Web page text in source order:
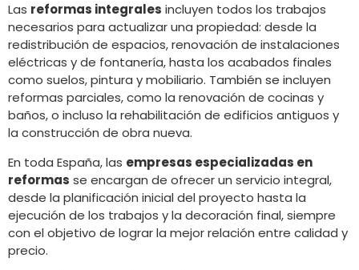
Las reformas integrales incluyen todos los trabajos
necesarios para actualizar una propiedad: desde la
redistribución de espacios, renovación de instalaciones
eléctricas y de fontanería, hasta los acabados finales
como suelos, pintura y mobiliario. También se incluyen
reformas parciales, como la renovación de cocinas y
baños, o incluso la rehabilitación de edificios antiguos y
la construcción de obra nueva.
En toda España, las empresas especializadas en
reformas se encargan de ofrecer un servicio integral,
desde la planificación inicial del proyecto hasta la
ejecución de los trabajos y la decoración final, siempre
con el objetivo de lograr la mejor relación entre calidad y
precio.